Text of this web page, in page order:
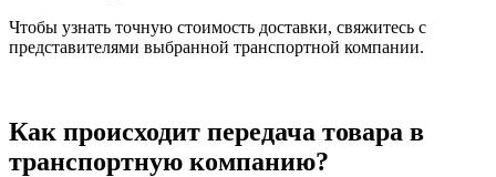
Чтобы узнать точную стоимость доставки, свяжитесь с
представителями выбранной транспортной компании.
Как происходит передача товара в
транспортную компанию?